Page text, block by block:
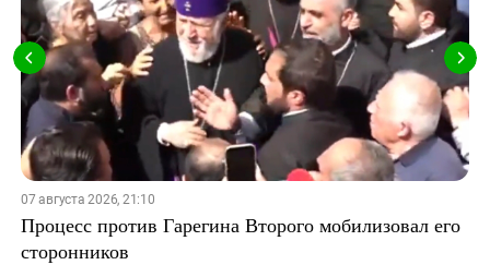
07 августа 2026, 21:10
Процесс против Гарегина Второго мобилизовал его
сторонников